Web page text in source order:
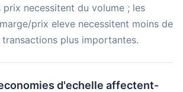
necessitent du volume ; les
prix eleve necessitent moins de
plus importantes.
d'echelle affectent-